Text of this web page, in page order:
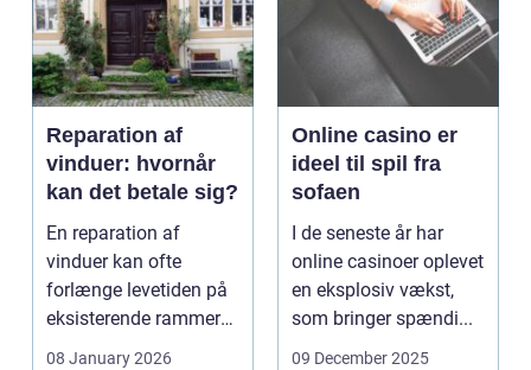
Reparation af
vinduer: hvornår
kan det betale sig?
En reparation af
vinduer kan ofte
forlænge levetiden på
eksisterende rammer
og glas med ...
08 January 2026
Online casino er
ideel til spil fra
sofaen
I de seneste år har
online casinoer oplevet
en eksplosiv vækst,
som bringer spændi...
09 December 2025